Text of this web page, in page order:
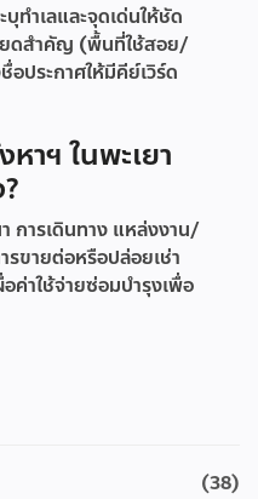
ทำเลและจุดเด่นให้ชัด
ยดสำคัญ (พื้นที่ใช้สอย/
ประกาศให้มีคีย์เวิร์ด
าฯ ในพะเยา
การเดินทาง แหล่งงาน/
รขายต่อหรือปล่อยเช่า
ค่าใช้จ่ายซ่อมบำรุงเพื่อ
(38)